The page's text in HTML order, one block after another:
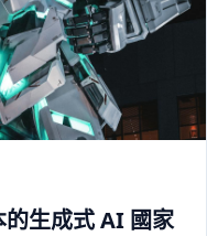
生成式 AI 國家